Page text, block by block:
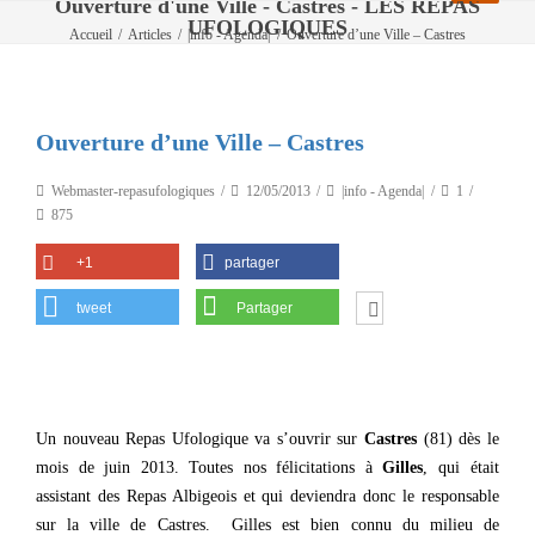
Ouverture d'une Ville - Castres - LES REPAS
UFOLOGIQUES
Accueil / Articles / |info - Agenda| / Ouverture d’une Ville – Castres
Ouverture d’une Ville – Castres
Webmaster-repasufologiques 12/05/2013 |info - Agenda|
1
875
+1 partager
tweet Partager
Un nouveau Repas Ufologique va s’ouvrir sur Castres (81) dès le
mois de juin 2013. Toutes nos félicitations à Gilles, qui était
assistant des Repas Albigeois et qui deviendra donc le responsable
sur la ville de Castres. Gilles est bien connu du milieu de